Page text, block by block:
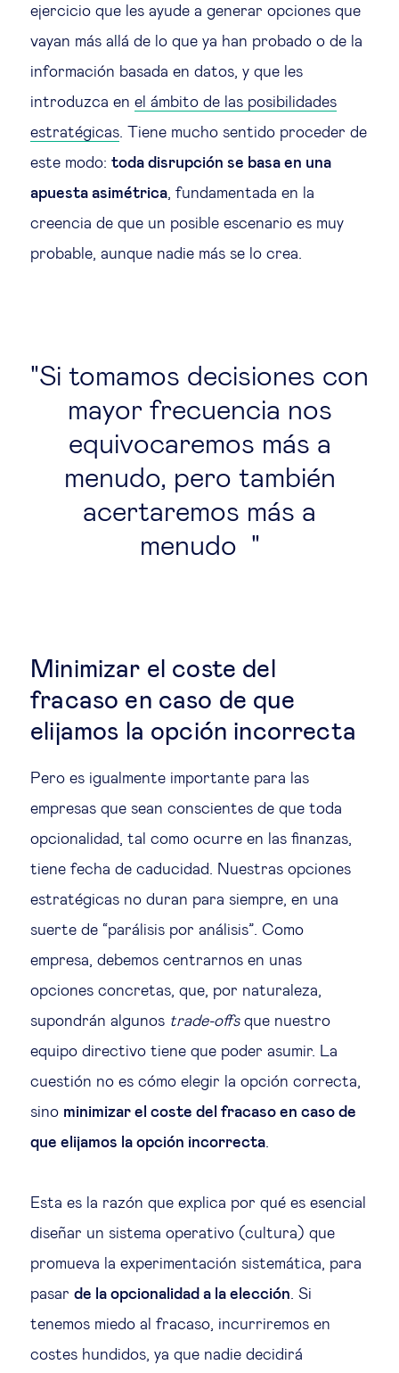
EN ES
ejercicio que les ayude a generar opciones que
vayan más allá de lo que ya han probado o de la
información basada en datos, y que les
introduzca en el ámbito de las posibilidades
estratégicas . Tiene mucho sentido proceder de
este modo: toda disrupción se basa en una
apuesta asimétrica , fundamentada en la
creencia de que un posible escenario es muy
probable, aunque nadie más se lo crea.
Si tomamos decisiones con
mayor frecuencia nos
equivocaremos más a
menudo, pero también
acertaremos más a
menudo
Minimizar el coste del
fracaso en caso de que
elijamos la opción incorrecta
Pero es igualmente importante para las
empresas que sean conscientes de que toda
opcionalidad, tal como ocurre en las finanzas,
tiene fecha de caducidad. Nuestras opciones
estratégicas no duran para siempre, en una
suerte de “parálisis por análisis”. Como
empresa, debemos centrarnos en unas
opciones concretas, que, por naturaleza,
supondrán algunos trade-offsque nuestro
equipo directivo tiene que poder asumir. La
cuestión no es cómo elegir la opción correcta,
sino minimizar el coste del fracaso en caso de
que elijamos la opción incorrecta
Esta es la razón que explica por qué es esencial
diseñar un sistema operativo (cultura) que
promueva la experimentación sistemática, para
pasar de la opcionalidad a la elección . Si
tenemos miedo al fracaso, incurriremos en
costes hundidos, ya que nadie decidirá